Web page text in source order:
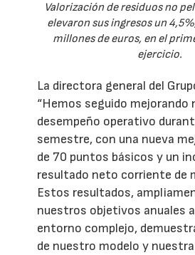
Valorización de residuos no
elevaron sus ingresos un
millones de euros, en el
ejercicio.
La directora general del
“Hemos seguido mejorando
desempeño operativo
semestre, con una nueva
de 70 puntos básicos y un
resultado neto corriente de
Estos resultados,
nuestros objetivos anuales
entorno complejo,
de nuestro modelo y